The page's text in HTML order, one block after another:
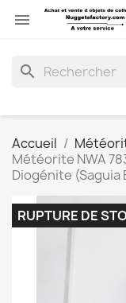

search
Accueil
Météorite NWA
Diogénite (Saguia
RUPTURE DE